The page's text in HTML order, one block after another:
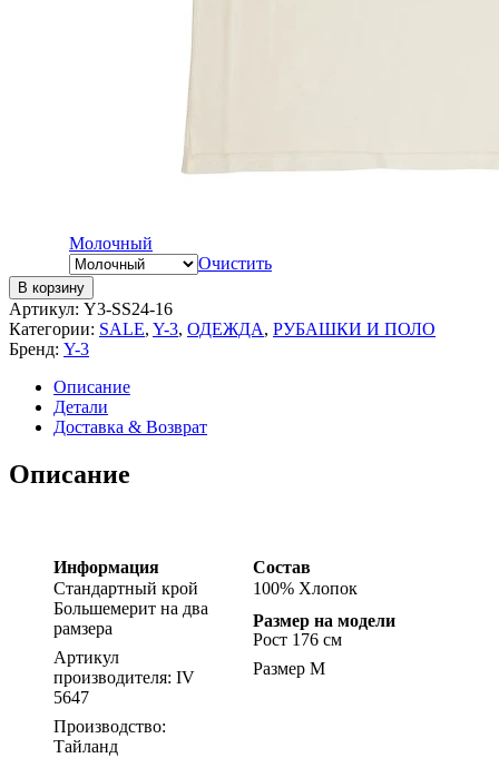
Молочный
Очистить
В корзину
Артикул: Y3-SS24-16
Категории: SALE, Y-3, ОДЕЖДА, РУБАШКИ И ПОЛО
Бренд: Y-3
Описание
Детали
Доставка & Возврат
Описание
Информация
Стандартный крой
Большемерит на два
рамзера
Артикул
производителя: IV
5647
Производство:
Тайланд
Состав
100% Хлопок
Размер на модели
Рост 176 см
Размер M